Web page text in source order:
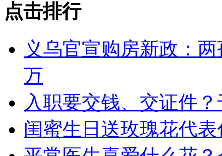
点击排行
义乌官宣购房新政：
万
入职要交钱、交证件
闺蜜生日送玫瑰花代